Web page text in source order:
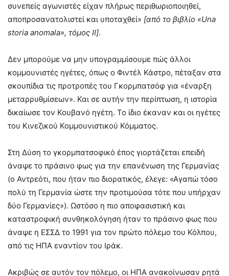
συνεπείς αγωνιστές είχαν πλήρως περιθωριοποιηθεί,
αποπροσανατολιστεί και υποταχθεί» [από το βιβλίο «Una
storia anomala», τόμος ΙΙ].
Δεν μπορούμε να μην υπογραμμίσουμε πώς άλλοι
κομμουνιστές ηγέτες, όπως ο Φιντέλ Κάστρο, πέταξαν στα
σκουπίδια τις προτροπές του Γκορμπατσόφ για «έναρξη
μεταρρυθμίσεων». Και σε αυτήν την περίπτωση, η ιστορία
δικαίωσε τον Κουβανό ηγέτη. Το ίδιο έκαναν και οι ηγέτες
του Κινεζικού Κομμουνιστικού Κόμματος.
Στη Δύση το γκορμπατσοφικό έπος γιορτάζεται επειδή
άναψε το πράσινο φως για την επανένωση της Γερμανίας
(ο Αντρεότι, που ήταν πιο διορατικός, έλεγε: «Αγαπώ τόσο
πολύ τη Γερμανία ώστε την προτιμούσα τότε που υπήρχαν
δύο Γερμανίες»). Ωστόσο η πιο αποφασιστική και
καταστροφική συνθηκολόγηση ήταν το πράσινο φως που
άναψε η ΕΣΣΔ το 1991 για τον πρώτο πόλεμο του Κόλπου,
από τις ΗΠΑ εναντίον του Ιράκ.
Ακριβώς σε αυτόν τον πόλεμο, οι ΗΠΑ ανακοίνωσαν ρητά